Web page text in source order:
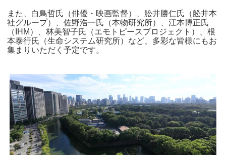
また、白鳥哲氏（俳優・映画監督）、舩井勝仁氏（舩井本
社グループ）、佐野浩一氏（本物研究所）、江本博正氏
（IHM）、林美智子氏（エモトピースプロジェクト）、根
本泰行氏（生命システム研究所）など、多彩な皆様にもお
集まりいただく予定です。